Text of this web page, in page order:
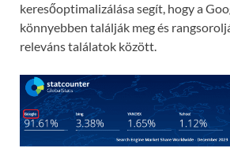
keresőoptimalizálása segít, hogy a
könnyebben találják meg és
releváns találatok között.